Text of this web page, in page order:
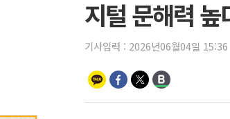
지털 문해력 높
기사입력 : 2026년06월04일 15:36